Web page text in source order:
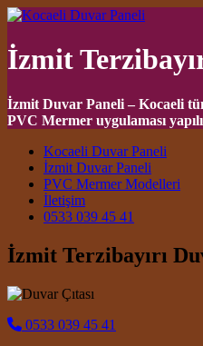
İzmit
İzmit Duvar Paneli – Kocaeli
PVC Mermer uygulaması
Main Navigation
Kocaeli Duvar Paneli
İzmit Duvar Paneli
PVC Mermer Modelleri
İletişim
0533 039 45 41
İzmit Terzibayırı
0533 039 45 41